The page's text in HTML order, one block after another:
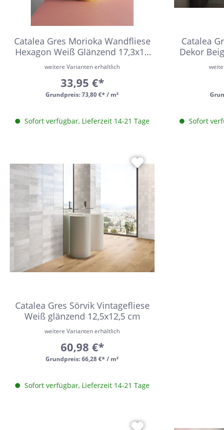
Zement
Dekore
Marmor
Metall
3D Fliesen
Catalea Gres Morioka Wandfliese
Hexagon Weiß Glänzend 17,3x15
cm
Grundpreis:73,80 €* / m²
weitere Varianten erhältlich
33,95 €*
Sofort verfügbar, Lieferzeit 14-21 Tage
Catalea
Dekor
Sofort
Catalea Gres Sörvik Vintagefliese
Weiß glänzend 12,5x12,5 cm
Grundpreis:66,28 €* / m²
weitere Varianten erhältlich
60,98 €*
Sofort verfügbar, Lieferzeit 14-21 Tage